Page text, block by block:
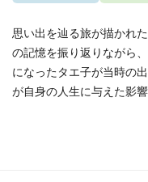
思い出を辿る旅が描かれ
の記憶を振り返りながら
になったタエ子が当時の
が自身の人生に与えた影響